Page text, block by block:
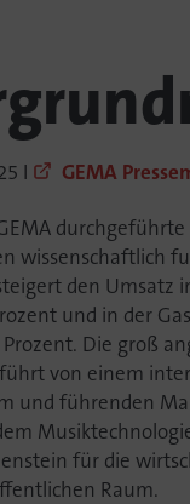
I GEMA
durchgeführte
wissenschaftlich
den Umsatz
und in der
Die groß
von einem
und führenden
für die
Raum.